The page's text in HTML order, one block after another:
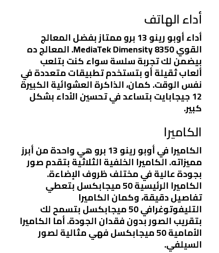
أداء الهاتف
أداء أوبو رينو 13 برو ممتاز بفضل المعالج
القوي MediaTek Dimensity 8350. المعالج ده
بيضمن لك تجربة سلسة سواء كنت بتلعب
ألعاب ثقيلة أو بتستخدم تطبيقات متعددة في
نفس الوقت. كمان، الذاكرة العشوائية الكبيرة
12 جيجابايت بتساعد في تحسين الأداء بشكل
كبير.
الكاميرا
الكاميرا في أوبو رينو 13 برو هي واحدة من أبرز
مميزاته. الكاميرا الخلفية الثلاثية بتقدم صور
بجودة عالية في مختلف ظروف الإضاءة.
الكاميرا الرئيسية 50 ميجابكسل بتعطي
تفاصيل دقيقة، وكمان الكاميرا
التليفوتوغرافي 50 ميجابكسل بتسمح لك
بتقريب الصور بدون فقدان الجودة. أما الكاميرا
الأمامية 50 ميجابكسل فهي مثالية لصور
السيلفي.